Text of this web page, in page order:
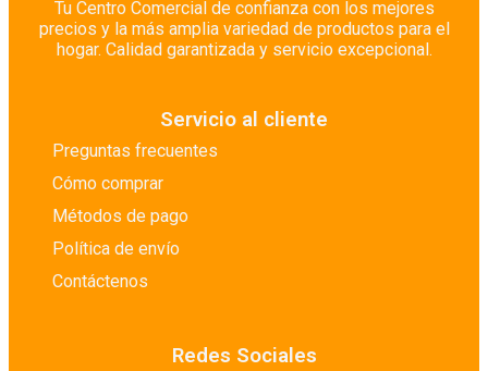
Tu Centro Comercial de confianza con los mejores
precios y la más amplia variedad de productos para el
hogar. Calidad garantizada y servicio excepcional.
Servicio al cliente
Preguntas frecuentes
Cómo comprar
Métodos de pago
Política de envío
Contáctenos
Redes Sociales